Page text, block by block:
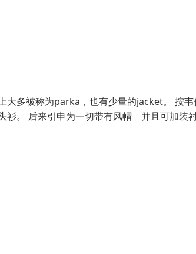
大多被称为parka，也有少量的jacket。 按
衫。 后来引申为一切带有风帽 并且可加装